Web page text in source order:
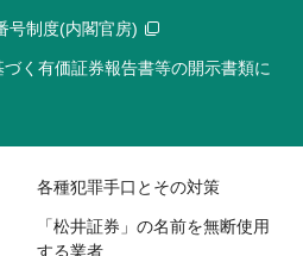
号制度(内閣官房)
く有価証券報告書等の開示書類に
各種犯罪手口とその対策
「松井証券」の名前を無断使用
する業者